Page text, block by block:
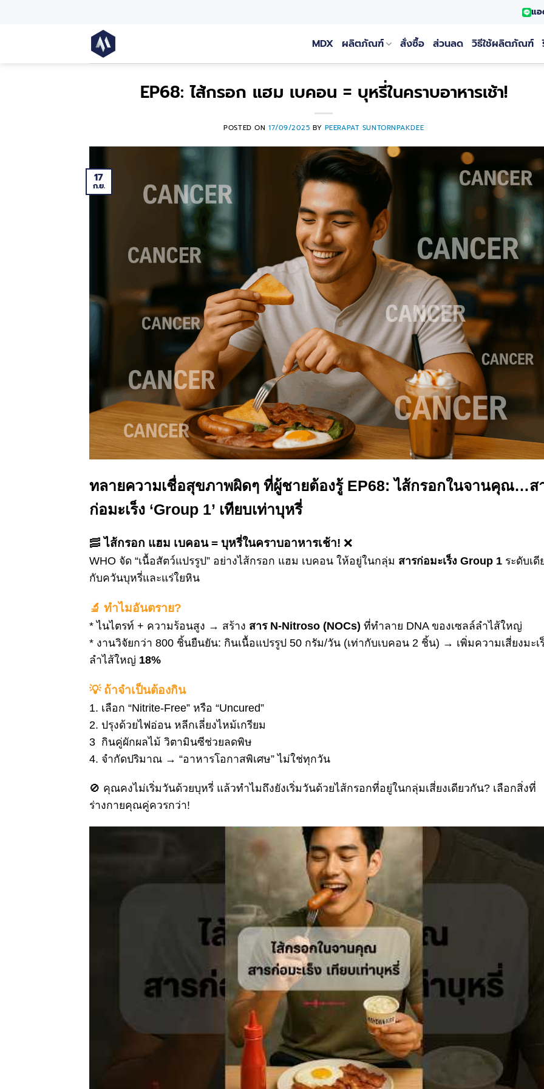
แ
MDX ผลิตภัณฑ์ สั่งซื้อ ส่วนลด วิธีใช้ผลิตภัณฑ์
EP68: ไส้กรอก แฮม เบคอน = บุหรี่ในคราบอาหารเช้า!
POSTED ON 17/09/2025 BY PEERAPAT SUNTORNPAKDEE
17
ก.ย.
ทลายความเชื่อสุขภาพผิดๆ ที่ผู้ชายต้องรู้ EP68: ไส้กรอกในจานคุณ…ส
ก่อมะเร็ง ‘Group 1’ เทียบเท่าบุหรี่
🥓 ไส้กรอก แฮม เบคอน = บุหรี่ในคราบอาหารเช้า! ❌
WHO จัด “เนื้อสัตว์แปรรูป” อย่างไส้กรอก แฮม เบคอน ให้อยู่ในกลุ่ม สารก่อมะเร็ง Group 1 ระดับเดี
กับควันบุหรี่และแร่ใยหิน
🔬 ทำไมอันตราย?
* ไนไตรท์ + ความร้อนสูง → สร้าง สาร N-Nitroso (NOCs) ที่ทำลาย DNA ของเซลล์ลำไส้ใหญ่
* งานวิจัยกว่า 800 ชิ้นยืนยัน: กินเนื้อแปรรูป 50 กรัม/วัน (เท่ากับเบคอน 2 ชิ้น) → เพิ่มความเสี่ยงมะเ
ลำไส้ใหญ่ 18%
💡 ถ้าจำเป็นต้องกิน
1. เลือก “Nitrite-Free” หรือ “Uncured”
2. ปรุงด้วยไฟอ่อน หลีกเลี่ยงไหม้เกรียม
3 กินคู่ผักผลไม้ วิตามินซีช่วยลดพิษ
4. จำกัดปริมาณ → “อาหารโอกาสพิเศษ” ไม่ใช่ทุกวัน
🚫 คุณคงไม่เริ่มวันด้วยบุหรี่ แล้วทำไมถึงยังเริ่มวันด้วยไส้กรอกที่อยู่ในกลุ่มเสี่ยงเดียวกัน? เลือกสิ่งที่
ร่างกายคุณคู่ควรกว่า!